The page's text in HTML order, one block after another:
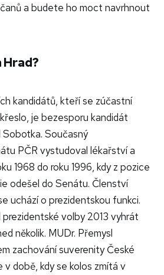
a budete ho moct navrhnout
Hrad?
kandidátů, kteří se zúčastní
je bezesporu kandidát
Současný
PČR vystudoval lékařství a
1968 do roku 1996, kdy z pozice
odešel do Senátu. Členství
uchází o prezidentskou funkci.
volby 2013 vyhrát
několik. MUDr. Přemysl
zachování suverenity České
v době, kdy se kolos zmítá v